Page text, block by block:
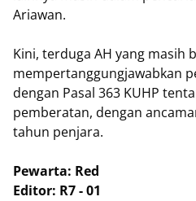
Ariawan.
Kini, terduga AH yang masih
mempertanggungjawabkan
dengan Pasal 363 KUHP
pemberatan, dengan
tahun penjara.
Pewarta: Red
Editor: R7 - 01